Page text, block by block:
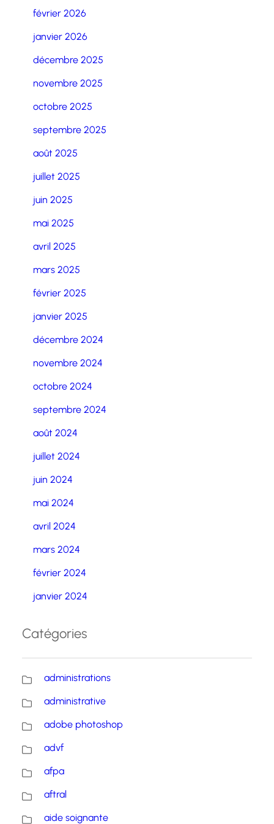
février 2026
janvier 2026
décembre 2025
novembre 2025
octobre 2025
septembre 2025
août 2025
juillet 2025
juin 2025
mai 2025
avril 2025
mars 2025
février 2025
janvier 2025
décembre 2024
novembre 2024
octobre 2024
septembre 2024
août 2024
juillet 2024
juin 2024
mai 2024
avril 2024
mars 2024
février 2024
janvier 2024
Catégories
administrations
administrative
adobe photoshop
advf
afpa
aftral
aide soignante